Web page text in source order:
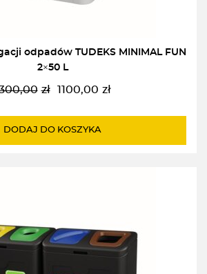
odpadów TUDEKS MINIMAL FUN
2×50 L
zł
Pierwotna
wynosiła:
1100,00 zł
Aktualna
wynosi:
DODAJ DO KOSZYKA